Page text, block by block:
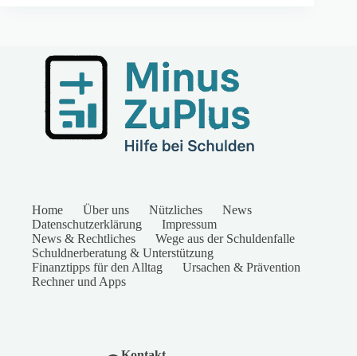
Home Über uns Nützliches
News
Datenschutzerklärung
Impressum
News & Rechtliches
Wege aus der Schuldenfalle
Schuldnerberatung & Unterstützung
Finanztipps für den Alltag
Ursachen & Prävention
Rechner und Apps